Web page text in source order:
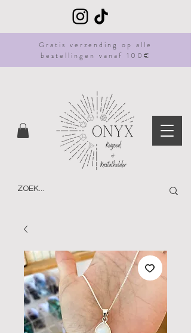
Gratis verzending op alle
bestellingen vanaf 100€